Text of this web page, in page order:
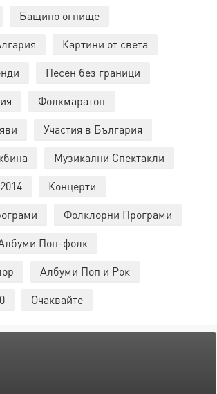
Бащино огнище
Картини от света
Песен без граници
Фолкмаратон
Участия в България
Музикални Спектакли
Концерти
Фолклорни Програми
Поп-фолк
Албуми Поп и Рок
Очаквайте